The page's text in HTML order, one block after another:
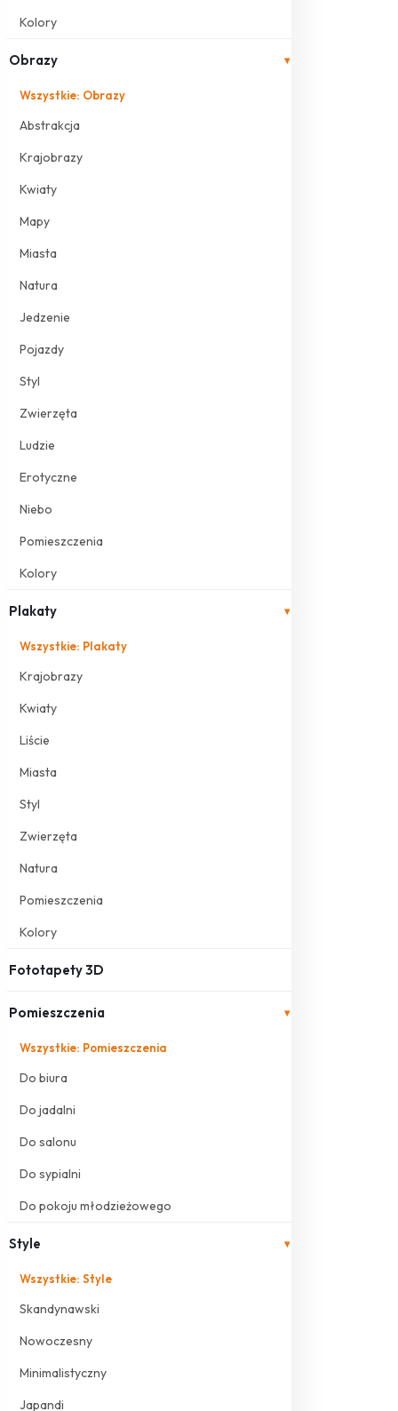
Kolory
Obrazy ▾
Wszystkie: Obrazy
Abstrakcja
Krajobrazy
Kwiaty
Mapy
Miasta
Natura
Jedzenie
Pojazdy
Styl
Zwierzęta
Ludzie
Erotyczne
Niebo
Pomieszczenia
Kolory
Plakaty ▾
Wszystkie: Plakaty
Krajobrazy
Kwiaty
Liście
Miasta
Styl
Zwierzęta
Natura
Pomieszczenia
Kolory
Fototapety 3D
Pomieszczenia ▾
Wszystkie: Pomieszczenia
Do biura
Do jadalni
Do salonu
Do sypialni
Do pokoju młodzieżowego
Style ▾
Wszystkie: Style
Skandynawski
Nowoczesny
Minimalistyczny
Japandi